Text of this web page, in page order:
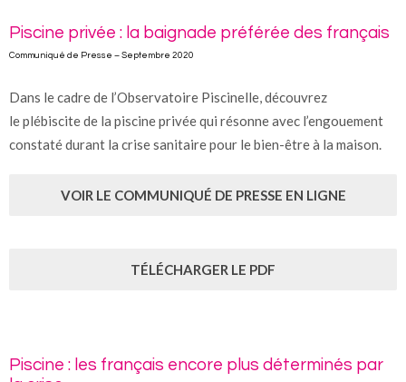
Piscine privée : la baignade préférée des français
Communiqué de Presse – Septembre 2020
Dans le cadre de l’Observatoire Piscinelle, découvrez
le plébiscite de la piscine privée qui résonne avec l’engouement
constaté durant la crise sanitaire pour le bien-être à la maison.
VOIR LE COMMUNIQUÉ DE PRESSE EN LIGNE
TÉLÉCHARGER LE PDF
Piscine : les français encore plus déterminés par